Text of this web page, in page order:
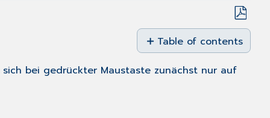
Save
as
PDF
Table of contents
im
bei gedrückter Maustaste zunächst nur auf